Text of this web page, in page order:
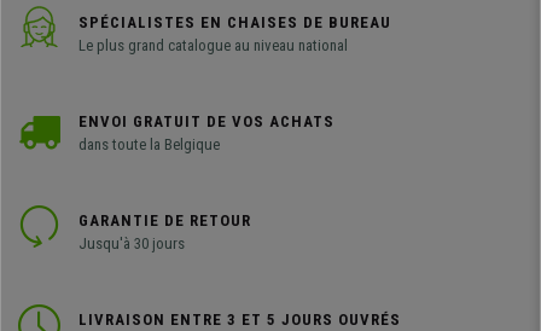
SPÉCIALISTES EN CHAISES DE BUREAU
Le plus grand catalogue au niveau national
ENVOI GRATUIT DE VOS ACHATS
dans toute la Belgique
GARANTIE DE RETOUR
Jusqu'à 30 jours
LIVRAISON ENTRE 3 ET 5 JOURS OUVRÉS